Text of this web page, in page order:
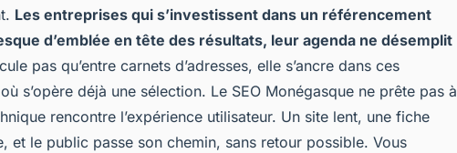
Les entreprises qui s’investissent dans un référencement
d’emblée en tête des résultats, leur agenda ne désemplit
pas qu’entre carnets d’adresses, elle s’ancre dans ces
s’opère déjà une sélection. Le SEO Monégasque ne prête pas à
rencontre l’expérience utilisateur. Un site lent, une fiche
et le public passe son chemin, sans retour possible. Vous